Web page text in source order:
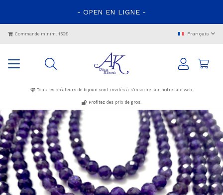
- OPEN EN LIGNE -
Commande minim. 150€ Français
Tous les créateurs de bijoux sont invités à s’inscrire sur notre site web.
Profitez des prix de gros.